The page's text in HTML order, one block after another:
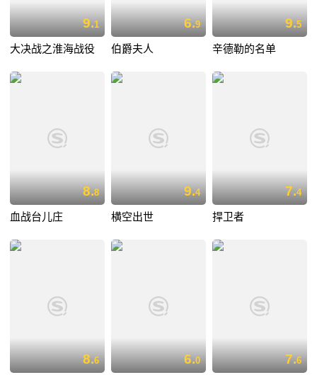
9.1
大决战之淮海战役
6.9
伯爵夫人
9.5
辛德勒的名单
8.8
血战台儿庄
9.4
横空出世
7.4
捍卫者
8.6 6.0 7.6